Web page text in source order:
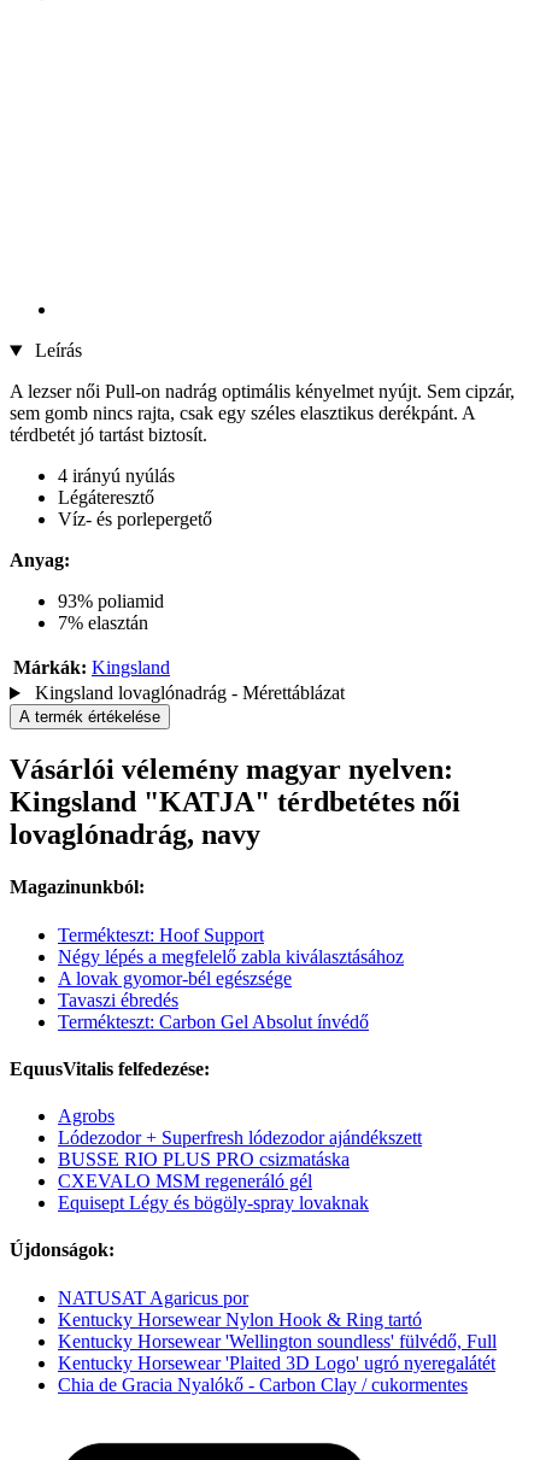
Leírás
A lezser női Pull-on nadrág optimális kényelmet nyújt. Sem cipzár,
sem gomb nincs rajta, csak egy széles elasztikus derékpánt. A
térdbetét jó tartást biztosít.
4 irányú nyúlás
Légáteresztő
Víz- és porlepergető
Anyag:
93% poliamid
7% elasztán
Márkák: Kingsland
Kingsland lovaglónadrág - Mérettáblázat
A termék értékelése
Vásárlói vélemény magyar nyelven:
Kingsland "KATJA" térdbetétes női
lovaglónadrág, navy
Magazinunkból:
Termékteszt: Hoof Support
Négy lépés a megfelelő zabla kiválasztásához
A lovak gyomor-bél egészsége
Tavaszi ébredés
Termékteszt: Carbon Gel Absolut ínvédő
EquusVitalis felfedezése:
Agrobs
Lódezodor + Superfresh lódezodor ajándékszett
BUSSE RIO PLUS PRO csizmatáska
CXEVALO MSM regeneráló gél
Equisept Légy és bögöly-spray lovaknak
Újdonságok:
NATUSAT Agaricus por
Kentucky Horsewear Nylon Hook & Ring tartó
Kentucky Horsewear 'Wellington soundless' fülvédő, Full
Kentucky Horsewear 'Plaited 3D Logo' ugró nyeregalátét
Chia de Gracia Nyalókő - Carbon Clay / cukormentes